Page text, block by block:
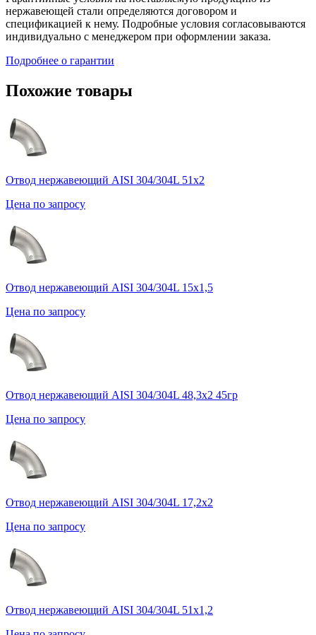
нержавеющей стали определяются договором и
спецификацией к нему. Подробные условия согласовываются
индивидуально с менеджером при оформлении заказа.
Подробнее о гарантии
Похожие товары
Отвод нержавеющий AISI 304/304L 51х2
Цена по запросу
Отвод нержавеющий AISI 304/304L 15х1,5
Цена по запросу
Отвод нержавеющий AISI 304/304L 48,3х2 45гр
Цена по запросу
Отвод нержавеющий AISI 304/304L 17,2х2
Цена по запросу
Отвод нержавеющий AISI 304/304L 51х1,2